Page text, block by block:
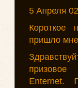
5 Апреля
Короткое
пришло
Enternet.